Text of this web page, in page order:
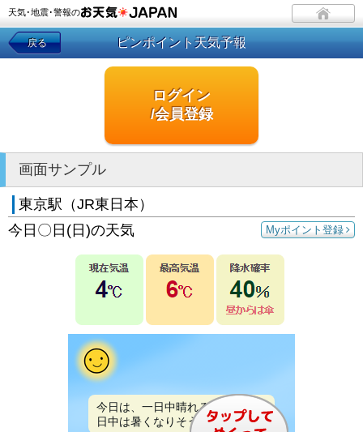
天気･地震･警報の
戻る ピンポイント天気予報
ログイン
/会員登録
画面サンプル
東京駅（JR東日本）
Myポイント登録
今日〇日(日)の天気
今日は、一日中晴れるでしょう。
日中は暑くなりそうです。